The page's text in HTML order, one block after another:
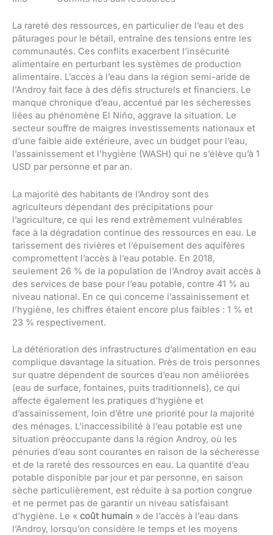
La rareté des ressources, en particulier de l’eau et des
pâturages pour le bétail, entraîne des tensions entre les
communautés. Ces conflits exacerbent l’insécurité
alimentaire en perturbant les systèmes de production
alimentaire. L’accès à l’eau dans la région semi-aride de
l’Androy fait face à des défis structurels et financiers. Le
manque chronique d’eau, accentué par les sécheresses
liées au phénomène El Niño, aggrave la situation. Le
secteur souffre de maigres investissements nationaux et
d’une faible aide extérieure, avec un budget pour l’eau,
l’assainissement et l’hygiène (WASH) qui ne s’élève qu’à 1
USD par personne et par an.
La majorité des habitants de l’Androy sont des
agriculteurs dépendant des précipitations pour
l’agriculture, ce qui les rend extrêmement vulnérables
face à la dégradation continue des ressources en eau. Le
tarissement des rivières et l’épuisement des aquifères
compromettent l’accès à l’eau potable. En 2018,
seulement 26 % de la population de l’Androy avait accès à
des services de base pour l’eau potable, contre 41 % au
niveau national. En ce qui concerne l’assainissement et
l’hygiène, les chiffres étaient encore plus faibles : 1 % et
23 % respectivement.
La détérioration des infrastructures d’alimentation en eau
complique davantage la situation. Près de trois personnes
sur quatre dépendent de sources d’eau non améliorées
(eau de surface, fontaines, puits traditionnels), ce qui
affecte également les pratiques d’hygiène et
d’assainissement, loin d’être une priorité pour la majorité
des ménages. L’inaccessibilité à l’eau potable est une
situation préoccupante dans la région Androy, où les
pénuries d’eau sont courantes en raison de la sécheresse
et de la rareté des ressources en eau. La quantité d’eau
potable disponible par jour et par personne, en saison
sèche particulièrement, est réduite à sa portion congrue
et ne permet pas de garantir un niveau satisfaisant
d’hygiène. Le « coût humain » de l’accès à l’eau dans
l’Androy, lorsqu’on considère le temps et les moyens